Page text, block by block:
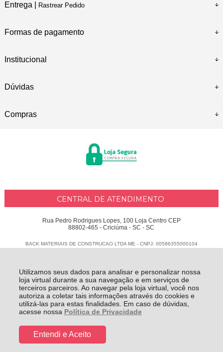
Utilizamos seus dados para analisar e personalizar nossa
loja virtual durante a sua navegação e em serviços de
terceiros parceiros. Ao navegar pela loja virtual, você nos
autoriza a coletar tais informações através do cookies e
utilizá-las para estas finalidades. Em caso de dúvidas,
acesse nossa Política de Privacidade
Entendi e Aceito
Entrega | Rastrear Pedido
Formas de pagamento
Institucional
Dúvidas
Compras
CENTRAL DE ATENDIMENTO
Rua Pedro Rodrigues Lopes, 100 Loja Centro CEP
88802-465 - Criciúma - SC - SC
BACK MATERIAIS DE CONSTRUCAO LTDA ME - CNPJ: 00586355000104